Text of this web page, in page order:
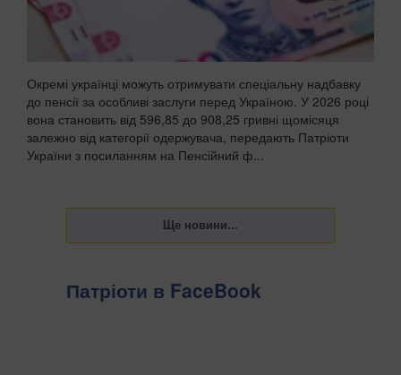
Окремі українці можуть отримувати спеціальну надбавку
до пенсії за особливі заслуги перед Україною. У 2026 році
вона становить від 596,85 до 908,25 гривні щомісяця
залежно від категорії одержувача, передають Патріоти
України з посиланням на Пенсійний ф...
Патріоти в FaceBook